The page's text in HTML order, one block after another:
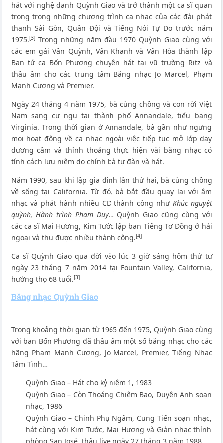
hát với nghệ danh Quỳnh Giao và trở thành một ca sĩ quan
trọng trong những chương trình ca nhạc của các đài phát
thanh Sài Gòn, Quân Đội và Tiếng Nói Tự Do trước năm
1975.[3]Trong những năm đầu 1970 Quỳnh Giao cùng với
các em gái Vân Quỳnh, Vân Khanh và Vân Hòa thành lập
Ban tứ ca Bốn Phương chuyên hát tại vũ trường Ritz và
thâu âm cho các trung tâm Băng nhạc Jo Marcel, Phạm
Mạnh Cương và Premier.
Ngày 24 tháng 4 năm 1975, bà cùng chồng và con rời Việt
Nam sang cư ngụ tại thành phố Annandale, tiểu bang
Virginia. Trong thời gian ở Annandale, bà gần như ngưng
mọi hoạt động về ca nhạc ngoài việc tiếp tục mở lớp dạy
dương cầm và thỉnh thoảng thực hiện vài băng nhạc có
tính cách lưu niệm do chính bà tự đàn và hát.
Năm 1990, sau khi lập gia đình lần thứ hai, bà cùng chồng
về sống tại California. Từ đó, bà bắt đầu quay lại với âm
nhạc và phát hành nhiều CD thành công như Khúc nguyệt
quỳnh, Hành trình Phạm Duy… Quỳnh Giao cũng cùng với
các ca sĩ Mai Hương, Kim Tước lập ban Tiếng Tơ Đồng ở hải
ngoại và thu được nhiều thành công.[4]
Ca sĩ Quỳnh Giao qua đời vào lúc 3 giờ sáng hôm thứ tư
ngày 23 tháng 7 năm 2014 tại Fountain Valley, California,
hưởng thọ 68 tuổi.[3]
Băng nhạc Quỳnh Giao
Trong khoảng thời gian từ 1965 đến 1975, Quỳnh Giao cùng
với ban Bốn Phương đã thâu âm một số băng nhạc cho các
hãng Phạm Mạnh Cương, Jo Marcel, Premier, Tiếng Nhạc
Tâm Tình…
Quỳnh Giao – Hát cho kỷ niệm 1, 1983
Quỳnh Giao – Còn Thoáng Chiêm Bao, Duyên Anh soạn
nhạc, 1986
Quỳnh Giao – Chinh Phụ Ngâm, Cung Tiến soạn nhạc,
hát cùng với Kim Tước, Mai Hương và Giàn nhạc thính
phòng San José, thâu live ngày 27 tháng 3 năm 1988